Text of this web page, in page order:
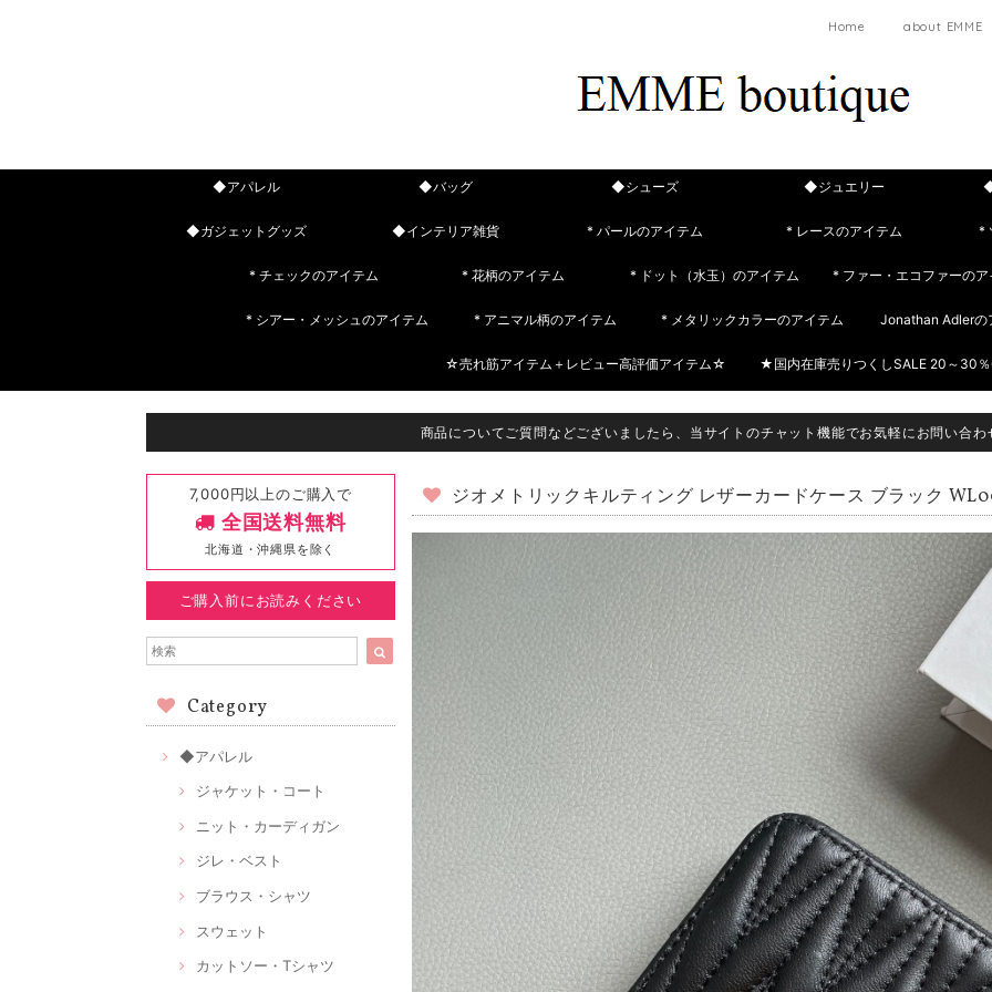
Home about EMME
◆アパレル ◆バッグ ◆シューズ ◆ジュエリー
◆ガジェットグッズ ◆インテリア雑貨 * パールのアイテム * レースのアイテム *
* チェックのアイテム * 花柄のアイテム * ドット（水玉）のアイテム * ファー・エコファーのア
* シアー・メッシュのアイテム * アニマル柄のアイテム * メタリックカラーのアイテム Jonathan Adlerの
☆売れ筋アイテム＋レビュー高評価アイテム☆ ★国内在庫売りつくしSALE 20～30
商品についてご質問などございましたら、当サイトのチャット機能でお気軽にお問い合
7,000円以上のご購入で
全国送料無料
北海道・沖縄県を除く
ご購入前にお読みください
Category
◆アパレル
ジャケット・コート
ニット・カーディガン
ジレ・ベスト
ブラウス・シャツ
スウェット
カットソー・Tシャツ
ジオメトリックキルティング レザーカードケース ブラック